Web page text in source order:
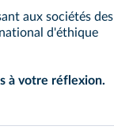
aux sociétés des
d'éthique
à votre réflexion.